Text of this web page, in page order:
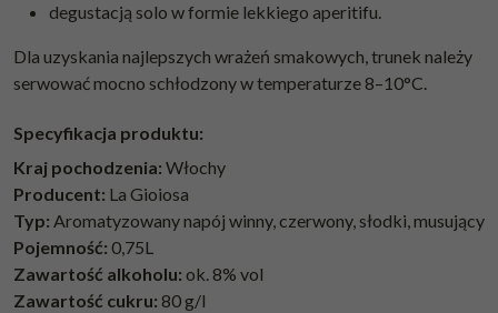
degustacją solo w formie lekkiego aperitifu.
Dla uzyskania najlepszych wrażeń smakowych, trunek należy
serwować mocno schłodzony w temperaturze 8–10°C.
Specyfikacja produktu:
Kraj pochodzenia: Włochy
Producent: La Gioiosa
Typ: Aromatyzowany napój winny, czerwony, słodki, musujący
Pojemność: 0,75L
Zawartość alkoholu: ok. 8% vol
Zawartość cukru: 80 g/l